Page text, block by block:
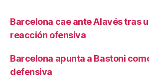
Barcelona cae ante Alavés tras
reacción ofensiva
Barcelona apunta a Bastoni
defensiva